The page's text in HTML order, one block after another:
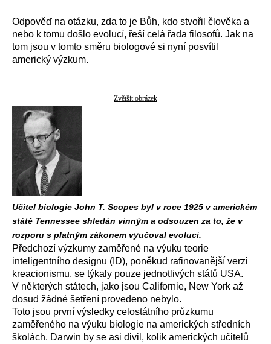
Odpověď na otázku, zda to je Bůh, kdo stvořil člověka a
nebo k tomu došlo evolucí, řeší celá řada filosofů. Jak na
tom jsou v tomto směru biologové si nyní posvítil
americký výzkum.
Zvětšit obrázek
Učitel biologie John T. Scopes byl v roce 1925 v americkém
státě Tennessee shledán vinným a odsouzen za to, že v
rozporu s platným zákonem vyučoval evoluci.
Předchozí výzkumy zaměřené na výuku teorie
inteligentního designu (ID), poněkud rafinovanější verzi
kreacionismu, se týkaly pouze jednotlivých států USA.
V některých státech, jako jsou Californie, New York až
dosud žádné šetření provedeno nebylo.
Toto jsou první výsledky celostátního průzkumu
zaměřeného na výuku biologie na amerických středních
školách. Darwin by se asi divil, kolik amerických učitelů